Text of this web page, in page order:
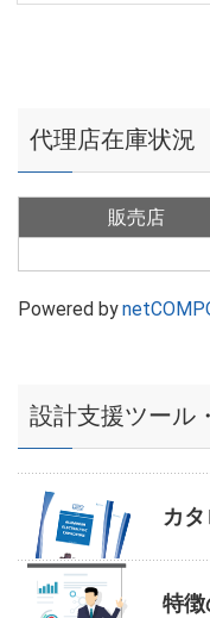
代理店在庫状況
販売店
Powered by
設計支援ツール
カ
特